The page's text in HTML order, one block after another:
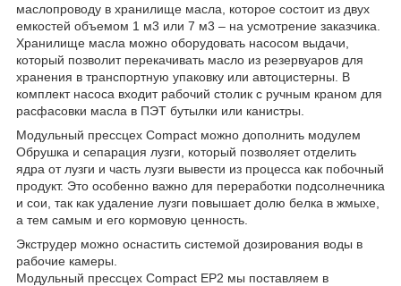
маслопроводу в хранилище масла, которое состоит из двух
емкостей объемом 1 м3 или 7 м3 – на усмотрение заказчика.
Хранилище масла можно оборудовать насосом выдачи,
который позволит перекачивать масло из резервуаров для
хранения в транспортную упаковку или автоцистерны. В
комплект насоса входит рабочий столик с ручным краном для
расфасовки масла в ПЭТ бутылки или канистры.
Модульный прессцех Compact можно дополнить модулем
Обрушка и сепарация лузги, который позволяет отделить
ядра от лузги и часть лузги вывести из процесса как побочный
продукт. Это особенно важно для переработки подсолнечника
и сои, так как удаление лузги повышает долю белка в жмыхе,
а тем самым и его кормовую ценность.
Экструдер можно оснастить системой дозирования воды в
рабочие камеры.
Модульный прессцех Compact EP2 мы поставляем в